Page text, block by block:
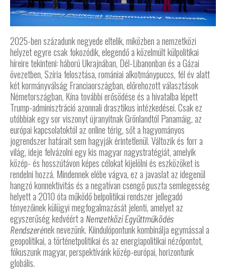
2025-ben századunk negyede eltelik, miközben a nemzetközi
helyzet egyre csak fokozódik, elegendő a közelmúlt külpolitikai
híreire tekinteni: háború Ukrajnában, Dél-Libanonban és a Gázai
övezetben, Szíria felosztása, romániai alkotmánypuccs, fél év alatt
két kormányválság Franciaországban, előrehozott választások
Németországban, Kína további erősödése és a hivatalba lépett
Trump-adminisztráció azonnali drasztikus intézkedései. Csak ez
utóbbiak egy sor viszonyt újranyitnak Grönlandtól Panamáig, az
európai kapcsolatoktól az online térig, sőt a hagyományos
jogrendszer határait sem hagyják érintetlenül. Változik és forr a
világ, ideje felvázolni egy kis magyar nagystratégiát, amelyik
közép- és hosszútávon képes célokat kijelölni és eszközöket is
rendelni hozzá. Mindennek elébe vágva, ez a javaslat az idegenül
hangzó konnektivitás és a negatívan csengő puszta semlegesség
helyett a 2010 óta működő belpolitikai rendszer jellegadó
tényezőinek külügyi megfogalmazását jelenti, amelyet az
egyszerűség kedvéért a Nemzetközi Együttműködés
Rendszerének nevezünk. Kiindulópontunk kombinálja egymással a
geopolitikai, a történetpolitikai és az energiapolitikai nézőpontot,
fókuszunk magyar, perspektívánk közép-európai, horizontunk
globális.